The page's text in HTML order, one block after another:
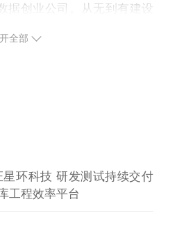
据创业公司。从无到有建设
支持公司从研发、测试、发
的思考，基于大数据产品的
，原生云计算社区也日渐繁
管控系统的稳定性保障，为
化的软件质量体系，并负责
在产品研发阶段的应用落
全部
环科技 研发测试持续交付